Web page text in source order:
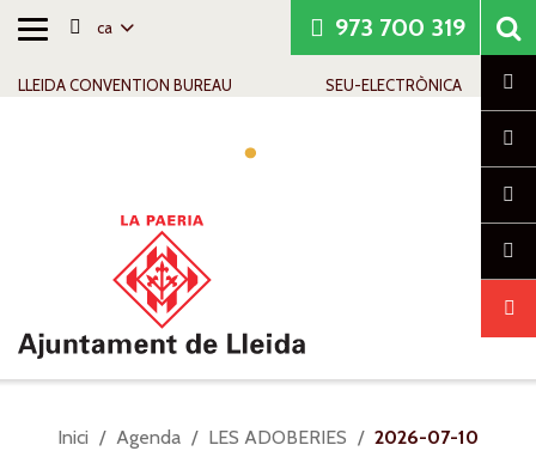
Alternar
ca
LLEIDA CONVENTION BUREAU SEU-ELECTRÒNICA
973 700 319
Sou
Inici Agenda LES ADOBERIES 2026-07-10